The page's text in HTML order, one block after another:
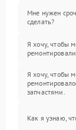
Мне нужен
сделать?
Я хочу, чтобы
Я хочу, чтобы
запчастями.
Как я узнаю,